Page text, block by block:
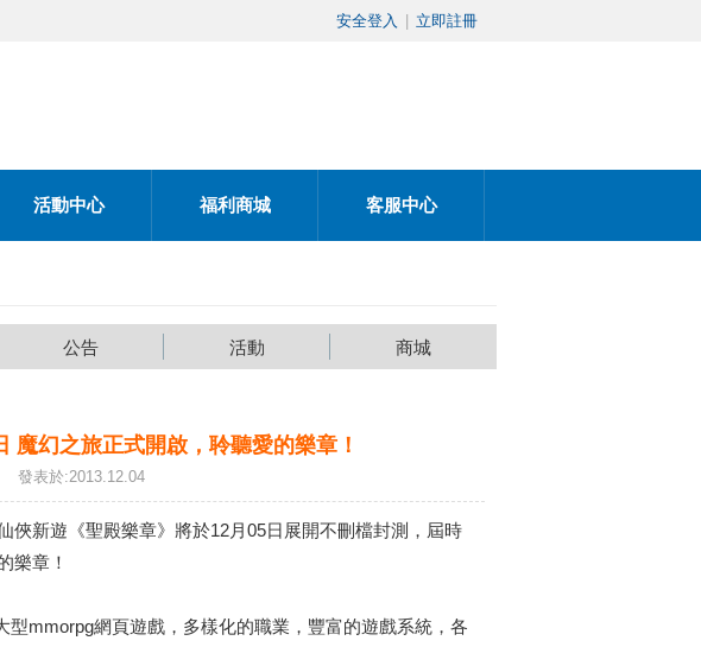
安全登入 立即註冊
活動中心 福利商城 客服中心
公告 活動 商城
魔幻之旅正式開啟，聆聽愛的樂章！
發表於:2013.12.04
新遊《聖殿樂章》將於12月05日展開不刪檔封測，屆時
樂章！
mmorpg網頁遊戲，多樣化的職業，豐富的遊戲系統，各